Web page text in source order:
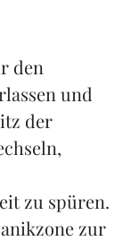
den
und
der
zu spüren.
zur